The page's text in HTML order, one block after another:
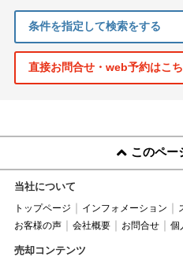
条件を指定して検索をする
直接お問合せ・web予約はこ
このペー
当社について
トップページ インフォメーション
お客様の声
会社概要 お問合せ 個
売却コンテンツ